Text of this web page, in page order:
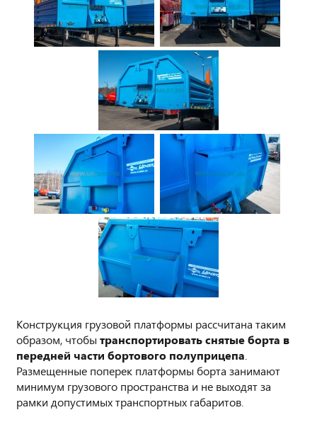
Конструкция грузовой платформы рассчитана таким
образом, чтобы транспортировать снятые борта в
передней части бортового полуприцепа
Размещенные поперек платформы борта занимают
минимум грузового пространства и не выходят за
рамки допустимых транспортных габаритов.